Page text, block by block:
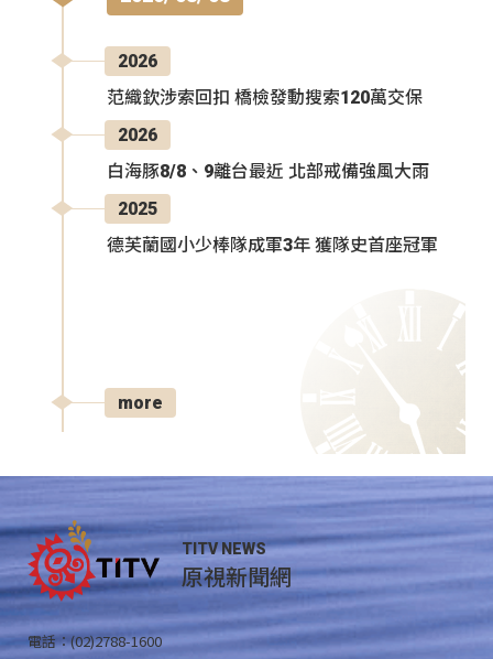
2026
范織欽涉索回扣 橋檢發動搜索120萬交保
2026
白海豚8/8、9離台最近 北部戒備強風大雨
2025
德芙蘭國小少棒隊成軍3年 獲隊史首座冠軍
more
TITV NEWS
原視新聞網
電話：(02)2788-1600